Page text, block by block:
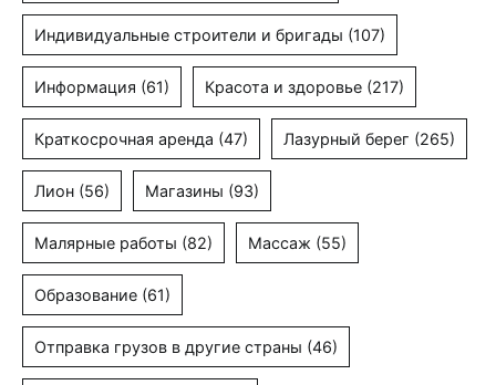
Индивидуальные строители и бригады (107)
Информация (61) Красота и здоровье (217)
Краткосрочная аренда (47) Лазурный берег (265)
Лион (56) Магазины (93)
Малярные работы (82) Массаж (55)
Образование (61)
Отправка грузов в другие страны (46)